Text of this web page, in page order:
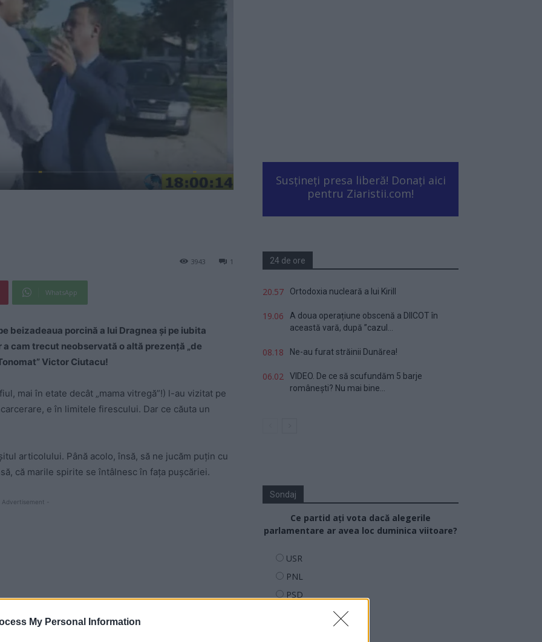
My Personal Information
1
3943
WhatsApp
beizadeaua porcină a lui Dragnea și pe iubita
cam trecut neobservată o altă prezență „de
Victor Ciutacu!
mai în etate decât „mama vitregă”!) l-au vizitat pe
e în limitele firescului. Dar ce căuta un
articolului. Până acolo, însă, să ne jucăm puțin cu
că marile spirite se întâlnesc în fața pușcăriei.
Advertisement -
Susțineți presa liberă! Donați aici
pentru Ziaristii.com!
24 de ore
20.57 Ortodoxia nucleară a lui Kirill
19.06
A doua operațiune obscenă a DIICOT în
această vară, după ”cazul...
08.18 Ne-au furat străinii Dunărea!
06.02
VIDEO. De ce să scufundăm 5 barje
românești? Nu mai bine...
Sondaj
Ce partid ați vota dacă alegerile
parlamentare ar avea loc duminica viitoare?
USR
PNL
PSD